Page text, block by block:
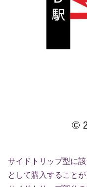
サイドトリップ型に
として購入すること